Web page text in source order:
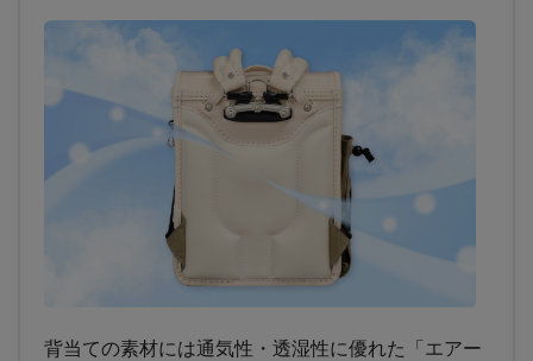
背当ての素材には通気性・透湿性に優れた「エアー